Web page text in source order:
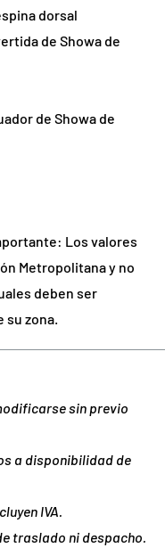
dorsal
de Showa de
de Showa de
Los valores
Metropolitana y no
deben ser
su zona.
sin previo
a disponibilidad de
IVA.
traslado ni despacho.